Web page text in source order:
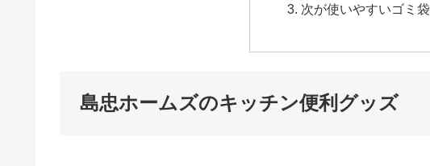
次が使いやすいゴミ袋
島忠ホームズのキッチン便利グッズ